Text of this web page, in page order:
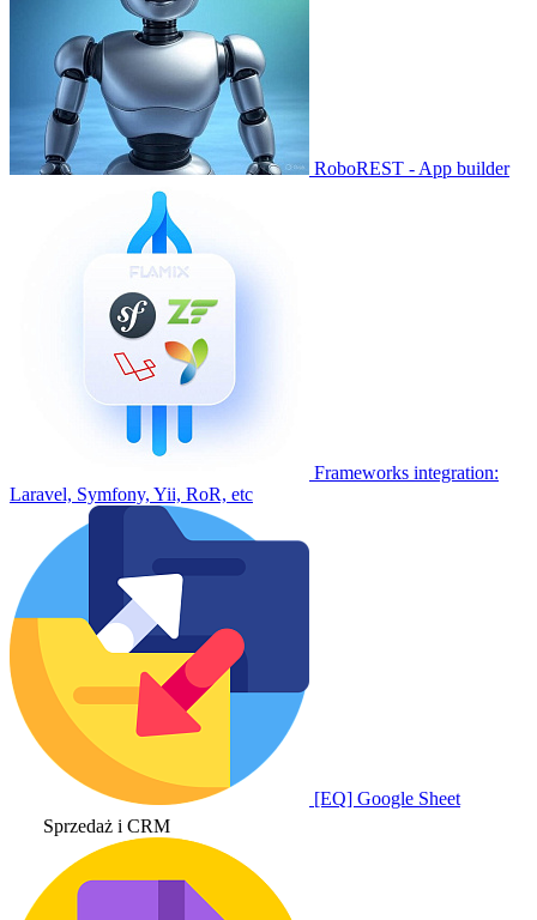
RoboREST - App builder
Frameworks integration:
Laravel, Symfony, Yii, RoR, etc
[EQ] Google Sheet
Sprzedaż i CRM